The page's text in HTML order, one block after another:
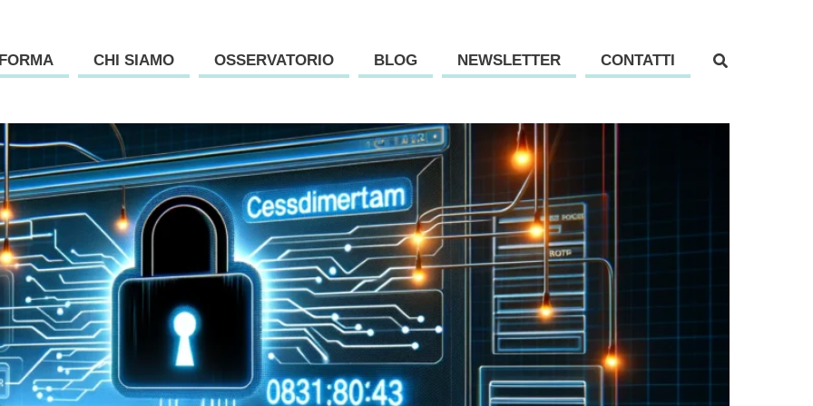
CHI SIAMO OSSERVATORIO BLOG NEWSLETTER CONTATTI